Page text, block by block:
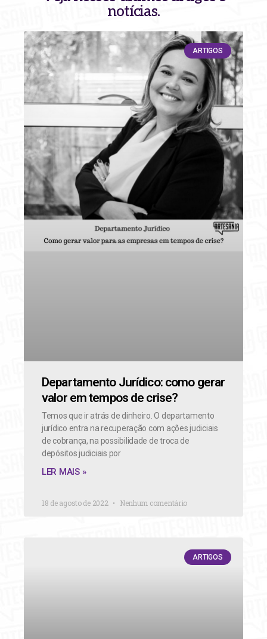
notícias.
ARTIGOS
Departamento Jurídico: como gerar
valor em tempos de crise?
Temos que ir atrás de dinheiro. O departamento
jurídico entra na recuperação com ações judiciais
de cobrança, na possibilidade de troca de
depósitos judiciais por
LER MAIS »
18 de agosto de 2022 Nenhum comentário
ARTIGOS